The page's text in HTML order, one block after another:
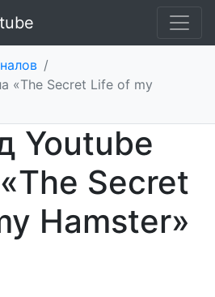
/
«The Secret Life of my
Youtube
Secret
Hamster»